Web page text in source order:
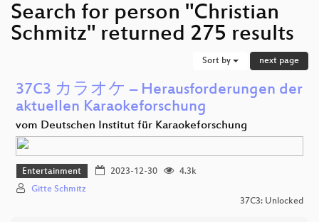
Search for person "Christian
Schmitz" returned 275 results
Sort by next page
37C3 カラオケ – Herausforderungen der
aktuellen Karaokeforschung
vom Deutschen Institut für Karaokeforschung
Entertainment 2023-12-30
4.3k
Gitte Schmitz
37C3: Unlocked